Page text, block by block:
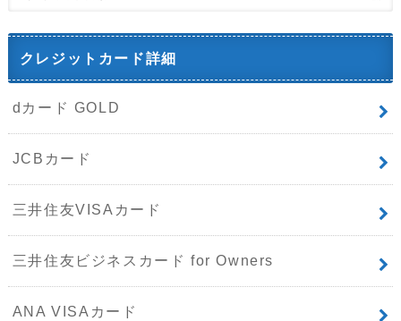
クレジットカード詳細
dカード GOLD
JCBカード
三井住友VISAカード
三井住友ビジネスカード for Owners
ANA VISAカード